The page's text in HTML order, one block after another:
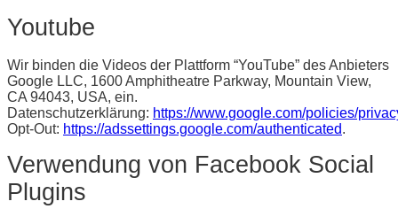
Youtube
Wir binden die Videos der Plattform “YouTube” des Anbieters
Google LLC, 1600 Amphitheatre Parkway, Mountain View,
CA 94043, USA, ein.
Datenschutzerklärung: https://www.google.com/policies/
Opt-Out: https://adssettings.google.com/authenticated.
Verwendung von Facebook Social
Plugins